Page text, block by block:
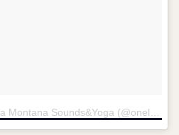
A post shared by Alessandra Montana Sounds&Yoga (@oneloveonesoundonepractice)